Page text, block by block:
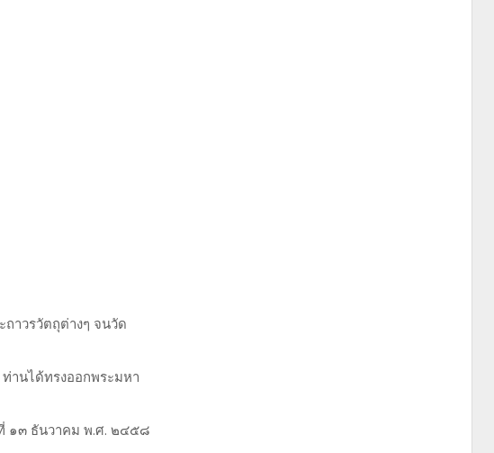
าวรวัตถุต่างๆ จนวัด
นได้ทรงออกพระมหา
๑๓ ธันวาคม พ.ศ. ๒๔๕๘